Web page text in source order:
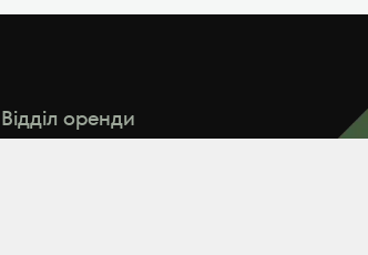
Відділ оренди
arenda@zeminvest.com.ua